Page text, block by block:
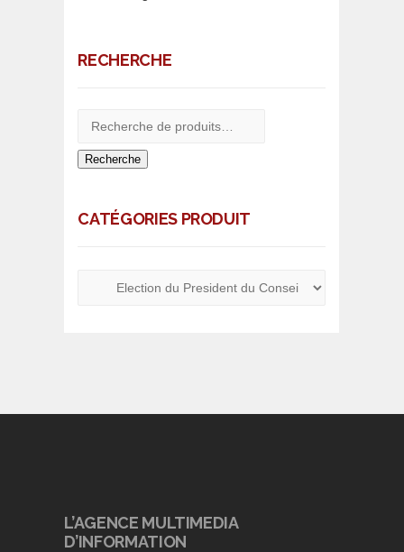
RECHERCHE
Recherche
CATÉGORIES PRODUIT
L’AGENCE MULTIMEDIA
D’INFORMATION